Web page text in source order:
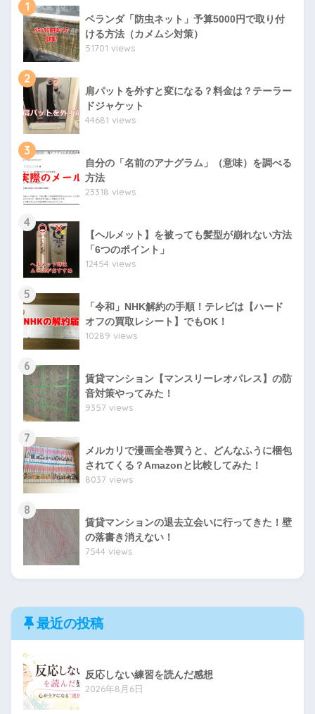
1
ベランダ「防虫ネット」予算5000円で取り付
ける方法（カメムシ対策）
51701 views
2
肩パットを外すと変になる？料金は？テーラー
ドジャケット
44681 views
3
自分の「名前のアナグラム」（意味）を調べる
方法
23318 views
4
【ヘルメット】を被っても髪型が崩れない方法
「6つのポイント」
12454 views
5
「令和」NHK解約の手順！テレビは【ハード
オフの買取レシート】でもOK！
10289 views
6
賃貸マンション【マンスリーレオパレス】の防
音対策やってみた！
9357 views
7
メルカリで漫画全巻買うと、どんなふうに梱包
されてくる？Amazonと比較してみた！
8037 views
8
賃貸マンションの退去立会いに行ってきた！壁
の落書き消えない！
7544 views
最近の投稿
反応しない練習を読んだ感想
2026年8月6日